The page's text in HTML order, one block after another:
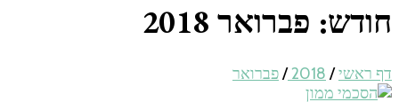
חודש: פברואר 2018
דף ראשי/
2018
/פברואר